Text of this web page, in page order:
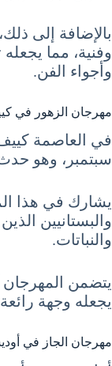
بالإضافة إلى
وفنية، مما
وأجواء الفن.
مهرجان الزهور في
في العاصمة
سبتمبر، وهو
يشارك في هذا
والبستانيين
والنباتات.
يتضمن
يجعله وجهة
مهرجان الجاز في